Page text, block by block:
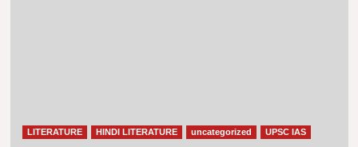
LITERATURE HINDI LITERATURE uncategorized UPSC IAS